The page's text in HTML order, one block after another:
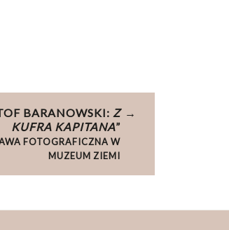
(4/4)
BARANOWSKI: Z
KUFRA KAPITANA”
FOTOGRAFICZNA W
MUZEUM ZIEMI